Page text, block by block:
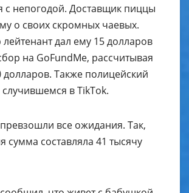
с непогодой. Доставщик пиццы
о своих скромных чаевых.
лейтенант дал ему 15 долларов
на GoFundMe, рассчитывая
долларов. Также полицейский
случившемся в TikTok.
все ожидания. Так,
сумма составляла 41 тысячу